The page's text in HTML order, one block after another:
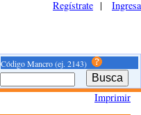
Regístrate | Ingresa
Código Mancro (ej. 2143)
Imprimir